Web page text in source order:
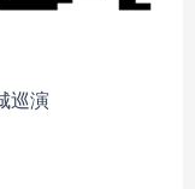
巡演